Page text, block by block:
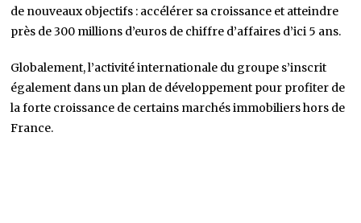
de nouveaux objectifs : accélérer sa croissance et atteindre
près de 300 millions d’euros de chiffre d’affaires d’ici 5 ans.
Globalement, l’activité internationale du groupe s’inscrit
également dans un plan de développement pour profiter de
la forte croissance de certains marchés immobiliers hors de
France.